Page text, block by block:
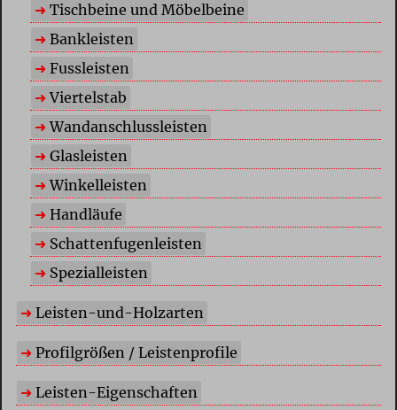
Tischbeine und Möbelbeine
Bankleisten
Fussleisten
Viertelstab
Wandanschlussleisten
Glasleisten
Winkelleisten
Handläufe
Schattenfugenleisten
Spezialleisten
Leisten-und-Holzarten
Profilgrößen / Leistenprofile
Leisten-Eigenschaften